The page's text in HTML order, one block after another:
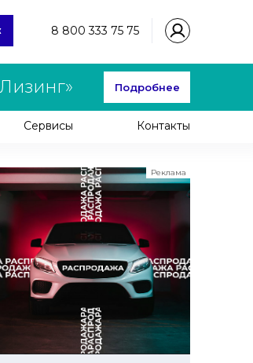
Подробнее
Сервисы Контакты
8 800 333 75 75
Реклама
ООО "ЛК Эволюция"
ИНН 9724016636
erid: nyi26TK8Sykg5SPCgA2w5MdVpLJdCVLW